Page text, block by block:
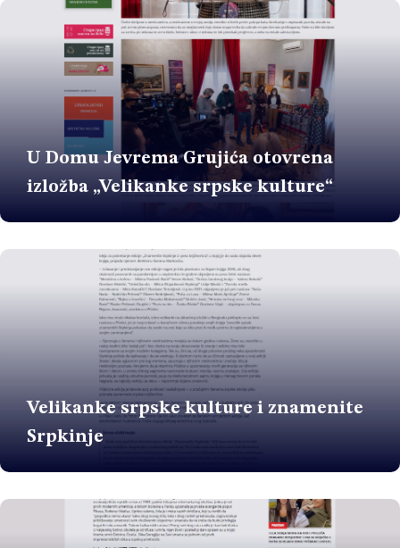
U Domu Jevrema Grujića otovrena
izložba „Velikanke srpske kulture“
Velikanke srpske kulture i znamenite
Srpkinje